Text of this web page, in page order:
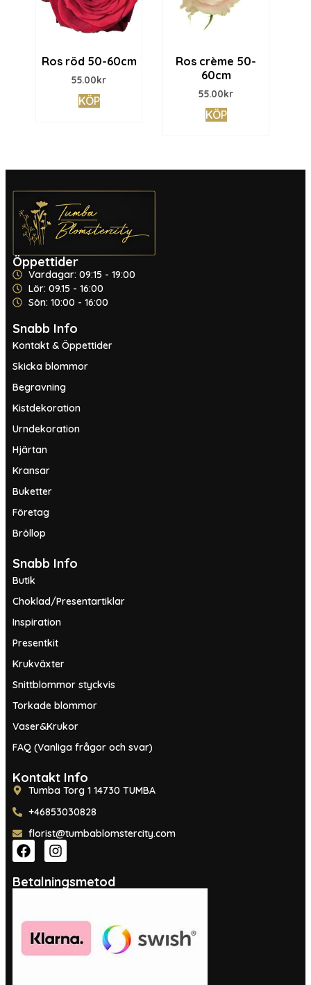
Ros röd 50-60cm
55.00kr
KÖP
Ros crème 50-
60cm
55.00kr
KÖP
Öppettider
Vardagar: 09:15 - 19:00
Lör: 09.15 - 16:00
Sön: 10:00 - 16:00
Snabb Info
Kontakt & Öppettider
Skicka blommor
Begravning
Kistdekoration
Urndekoration
Hjärtan
Kransar
Buketter
Företag
Bröllop
Snabb Info
Butik
Choklad/Presentartiklar
Inspiration
Presentkit
Krukväxter
Snittblommor styckvis
Torkade blommor
Vaser&Krukor
FAQ (Vanliga frågor och svar)
Kontakt Info
Tumba Torg 1 14730 TUMBA
+46853030828
florist@tumbablomstercity.com
Betalningsmetod